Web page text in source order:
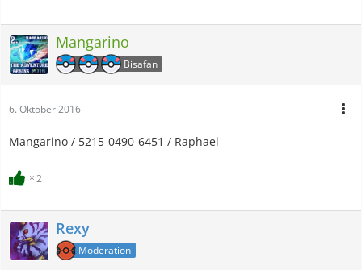
Mangarino
Bisafan
6. Oktober 2016
Mangarino / 5215-0490-6451 / Raphael
2
Rexy
Moderation